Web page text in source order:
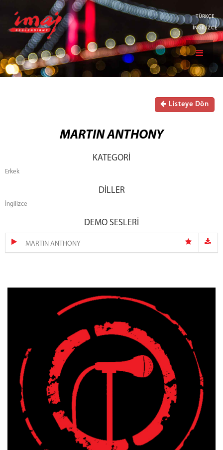
TÜRKÇE
İNGİLİZCE
Listeye Dön
MARTIN ANTHONY
KATEGORİ
Erkek
DİLLER
İngilizce
DEMO SESLERİ
MARTIN ANTHONY